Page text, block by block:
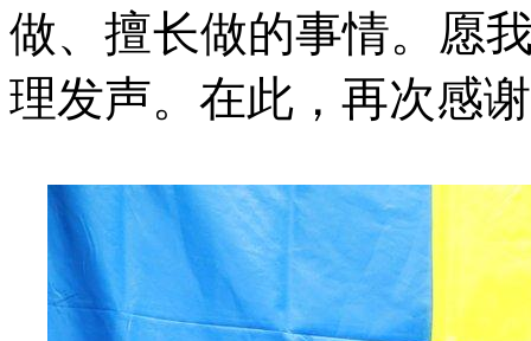
做、擅长做的事情。愿
理发声。在此，再次感